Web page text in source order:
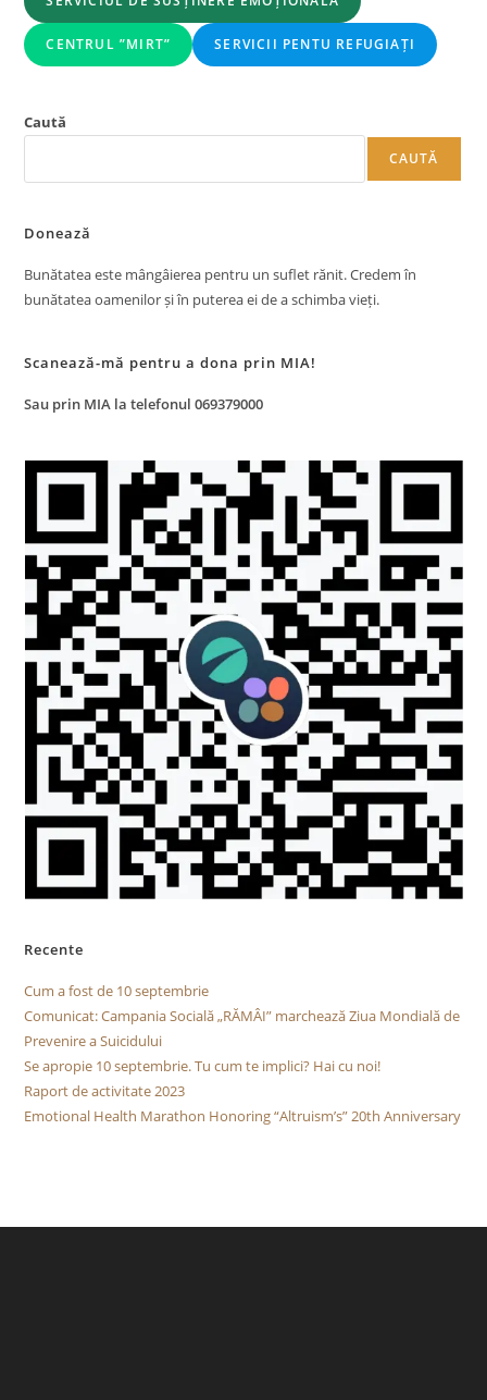
CENTRUL ”MIRT” SERVICII PENTU REFUGIAȚI
Caută
CAUTĂ
Donează
Bunătatea este mângâierea pentru un suflet rănit. Credem în
bunătatea oamenilor și în puterea ei de a schimba vieți.
Scanează-mă pentru a dona prin MIA!
Sau prin MIA la telefonul 069379000
Recente
Cum a fost de 10 septembrie
Comunicat: Campania Socială „RĂMÂI” marchează Ziua Mondială de
Prevenire a Suicidului
Se apropie 10 septembrie. Tu cum te implici? Hai cu noi!
Raport de activitate 2023
Emotional Health Marathon Honoring “Altruism’s” 20th Anniversary